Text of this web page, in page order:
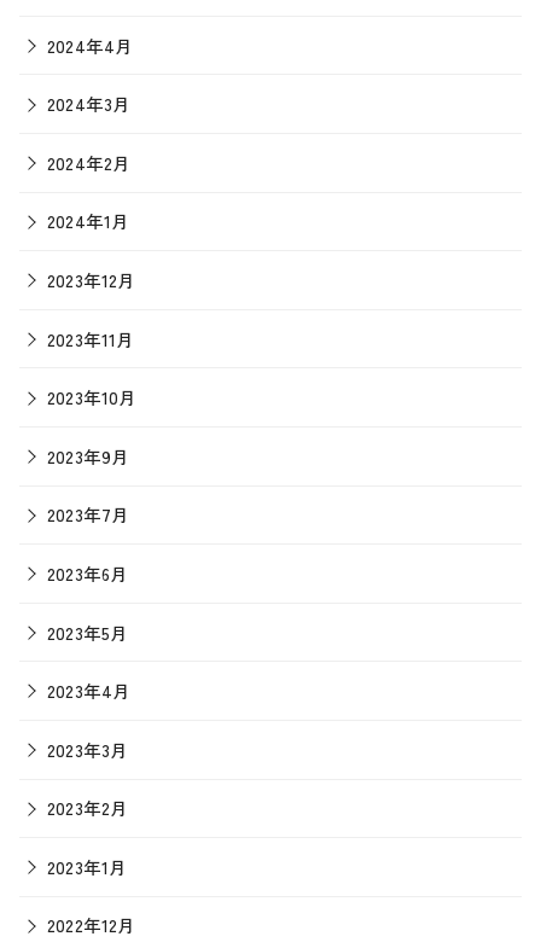
2024年4月
2024年3月
2024年2月
2024年1月
2023年12月
2023年11月
2023年10月
2023年9月
2023年7月
2023年6月
2023年5月
2023年4月
2023年3月
2023年2月
2023年1月
2022年12月